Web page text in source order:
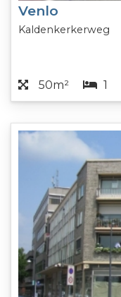
Venlo
Kaldenkerkerweg
50m² 1